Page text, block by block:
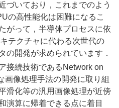
づいており，これまでのよう
の高性能化は困難になるこ
がって，半導体プロセスに依
テクチャに代わる次世代の
の開発が求められています．​
接続技術であるNetwork on
画像処理手法の開発に取り組
滑化等の汎用画像処理が近傍
演算に帰着できる点に着目